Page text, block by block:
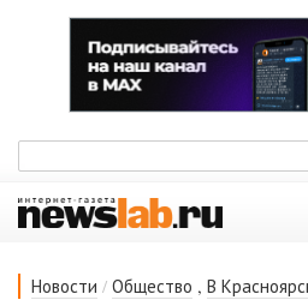
Новости / Общество , В